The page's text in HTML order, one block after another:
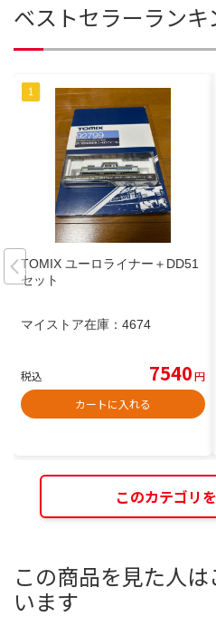
ベストセラーランキ
TOMIX ユーロライナー＋DD51
セット
マイストア在庫： 4674
税込 7540円
カートに入れる
このカテゴリ
この商品を見た人
います